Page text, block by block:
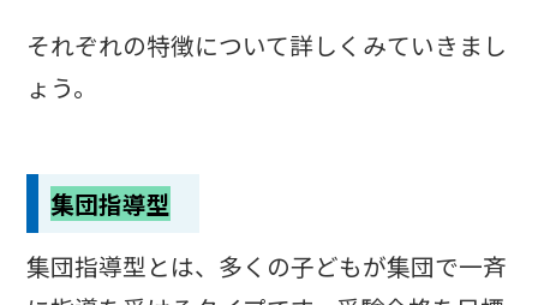
それぞれの特徴について詳しくみていきまし
ょう。
集団指導型
集団指導型とは、多くの子どもが集団で一斉